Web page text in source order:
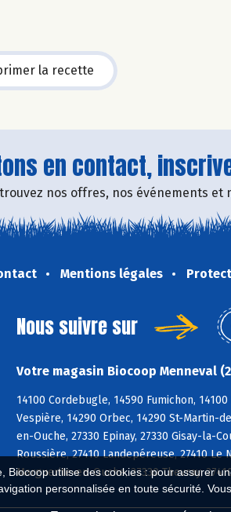
Biocoop utilise des cookies : pour assurer
personnalisée en toute sécurité.
la recette
en contact,
nos offres, nos événements et
Mentions légales
Nous suivre sur
Votre magasin Biocoop Menneval
14100 Cordebugle, 14590 Fumichon,
Vespière, 14290 Orbec, 14290 St-Martin-
en-Ouche, 27330 Epinay, 27330 Gisay-la-
Roussière, 27410 Landepéreuse, 27410
Marguerite-en-Ouche, 27330 Thevray,